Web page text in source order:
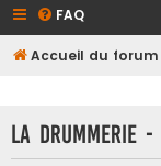
FAQ
Accueil du forum
La Drummerie